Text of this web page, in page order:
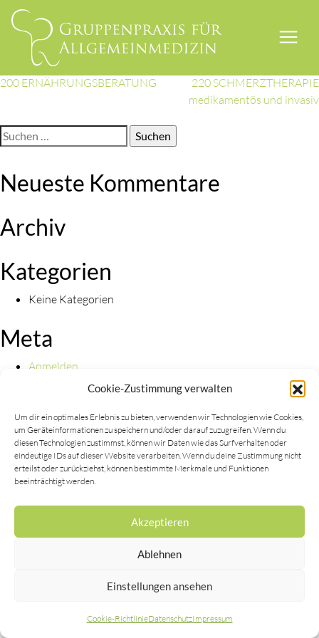
Cookie-Zustimmung verwalten
Um dir ein optimales Erlebnis zu bieten, verwenden wir Technologien wie Cookies,
um Geräteinformationen zu speichern und/oder darauf zuzugreifen. Wenn du
diesen Technologien zustimmst, können wir Daten wie das Surfverhalten oder
eindeutige IDs auf dieser Website verarbeiten. Wenn du deine Zustimmung nicht
erteilst oder zurückziehst, können bestimmte Merkmale und Funktionen
beeinträchtigt werden.
Akzeptieren
Ablehnen
Einstellungen ansehen
Cookie-RichtlinieDatenschutzImpressum
Skip
content
210 WUNDVERSORGUNG UND
WUNDMANAGEMENT
Beitragsnavigation
200 ERNÄHRUNGSBERATUNG
220 SCHMERZTHERAPIE
medikamentös und invasiv
Suchen
nach:
Neueste Kommentare
Archiv
Kategorien
Keine Kategorien
Meta
Anmelden
Eintrags-Feed
WordPress.org
Copyright © 2019 |